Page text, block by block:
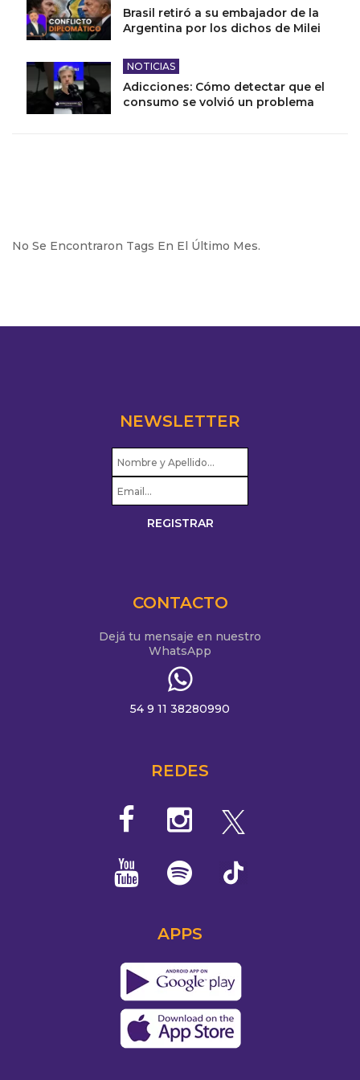
Brasil retiró a su embajador de la
Argentina por los dichos de Milei
NOTICIAS
Adicciones: Cómo detectar que el
consumo se volvió un problema
No Se Encontraron Tags En El Último Mes.
NEWSLETTER
CONTACTO
Dejá tu mensaje en nuestro
WhatsApp
54 9 11 38280990
REDES
APPS